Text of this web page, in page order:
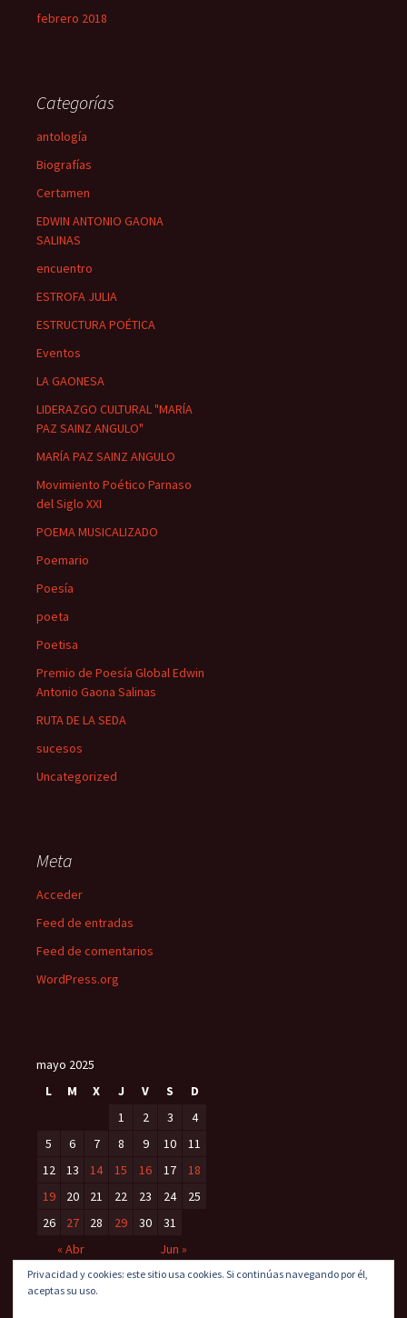
febrero 2018
Categorías
antología
Biografías
Certamen
EDWIN ANTONIO GAONA
SALINAS
encuentro
ESTROFA JULIA
ESTRUCTURA POÉTICA
Eventos
LA GAONESA
LIDERAZGO CULTURAL "MARÍA
PAZ SAINZ ANGULO"
MARÍA PAZ SAINZ ANGULO
Movimiento Poético Parnaso
del Siglo XXI
POEMA MUSICALIZADO
Poemario
Poesía
poeta
Poetisa
Premio de Poesía Global Edwin
Antonio Gaona Salinas
RUTA DE LA SEDA
sucesos
Uncategorized
Meta
Acceder
Feed de entradas
Feed de comentarios
WordPress.org
mayo 2025
L
M X J V S
D
1
2 3
4
5
6 7 8 9 10
11
12
13 14 15 16 17
18
19
20 21 22 23 24
25
26
27 28 29 30
31
« Abr
Jun »
Privacidad y cookies: este sitio usa cookies. Si continúas navegando por él,
aceptas su uso.